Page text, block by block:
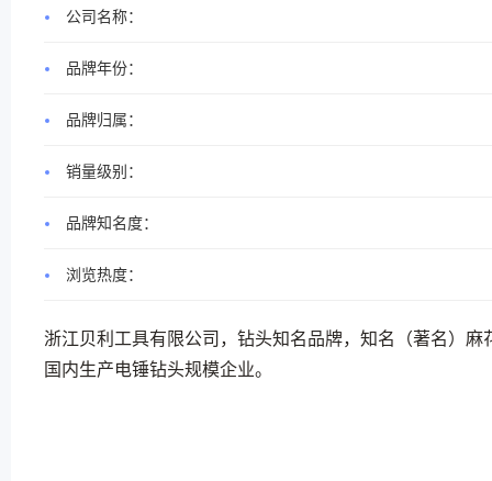
公司名称：
品牌年份：
品牌归属：
销量级别：
品牌知名度：
浏览热度：
浙江贝利工具有限公司，钻头知名品牌，知名（著名）
国内生产电锤钻头规模企业。